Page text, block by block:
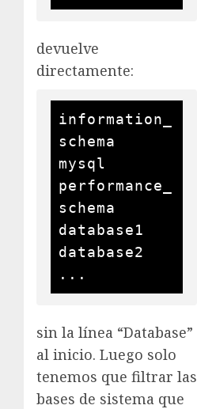
devuelve
directamente:
information_
schema
mysql
performance_
schema
database1
database2
sin la línea “Database”
al inicio. Luego solo
tenemos que filtrar las
bases de sistema que